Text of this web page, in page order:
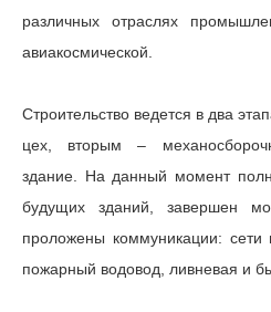
различных отраслях
авиакосмической.
Строительство ведется в два
цех, вторым –
здание. На данный момент
будущих зданий, завершен
проложены коммуникации: сети
пожарный водовод, ливневая и